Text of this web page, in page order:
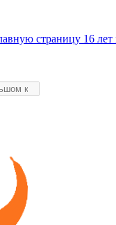
страницу 16 лет